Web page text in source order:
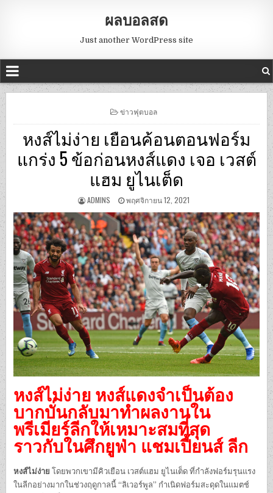
ผลบอลสด
Just another WordPress site
POSTED
ข่าวฟุตบอล
หงส์ไม่ง่าย เยือนค้อนตอนฟอร์ม
แกร่ง 5 ข้อก่อนหงส์แดง เจอ เวสต์
แฮม ยูไนเต็ด
ADMINS พฤศจิกายน 12, 2021
หงส์ไม่ง่าย หงส์แดงจำเป็นต้อง
บากบั่นกลับมาทำผลงานใน
พรีเมียร์ลีกให้เหมาะสมที่สุด
ราวกับในศึกยูฟ่า แชมเปี้ยนส์ ลีก
หงส์ไม่ง่าย โดยพวกเขามีคิวเยือน เวสต์แฮม ยูไนเต็ด ที่กำลังฟอร์มรุนแรง
ในลีกอย่างมากในช่วงฤดูกาลนี้ “ลิเวอร์พูล” กำเนิดฟอร์มสะดุดในแมตช์